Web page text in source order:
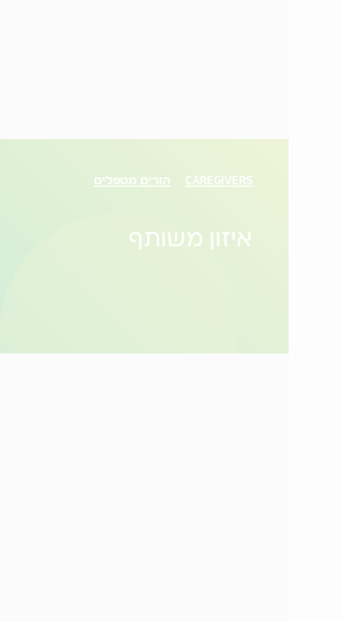
CAREGIVERS הורים מטפלים
איזון משותף